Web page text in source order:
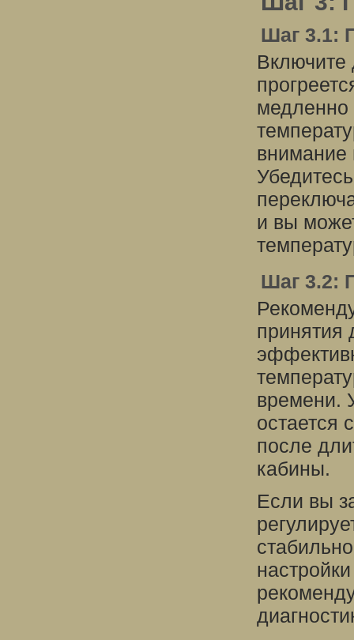
Шаг 3.1:
Включите
медленно
внимание
и вы
Шаг 3.2:
принятия
времени.
остается
после
кабины.
Если вы